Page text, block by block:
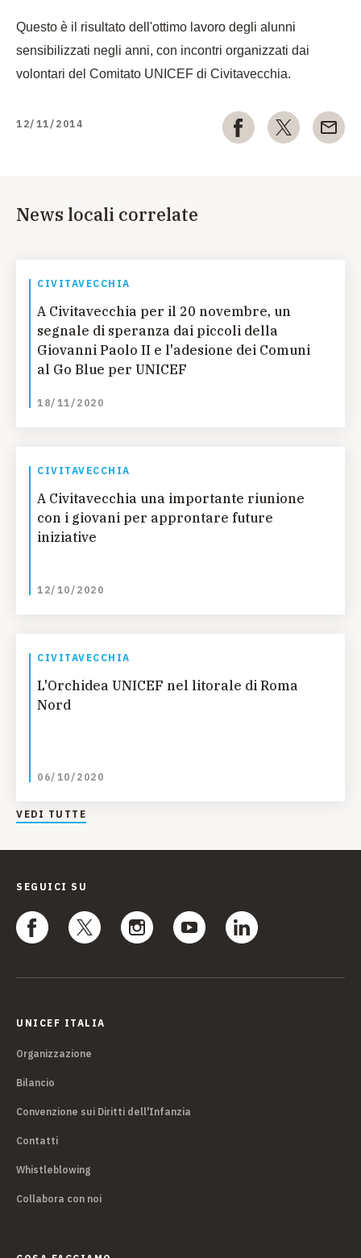
Questo è il risultato dell'ottimo lavoro degli alunni
sensibilizzati negli anni, con incontri organizzati dai
volontari del Comitato UNICEF di Civitavecchia.
12/11/2014
News locali correlate
CIVITAVECCHIA
A Civitavecchia per il 20 novembre, un
segnale di speranza dai piccoli della
Giovanni Paolo II e l'adesione dei Comuni
al Go Blue per UNICEF
18/11/2020
CIVITAVECCHIA
A Civitavecchia una importante riunione
con i giovani per approntare future
iniziative
12/10/2020
CIVITAVECCHIA
L'Orchidea UNICEF nel litorale di Roma
Nord
06/10/2020
VEDI TUTTE
SEGUICI SU
UNICEF ITALIA
Organizzazione
Bilancio
Convenzione sui Diritti dell'Infanzia
Contatti
Whistleblowing
Collabora con noi